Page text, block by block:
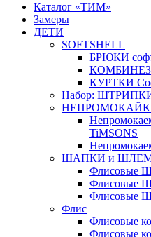
Каталог «ТИМ»
Замеры
ДЕТИ
SOFTSHELL
БРЮКИ
КУРТКИ
Набор:
TiMSONS
ШАПКИ и
Флисовые
Флисовые
Флисовые
Флис
Флисовые
Флисовые